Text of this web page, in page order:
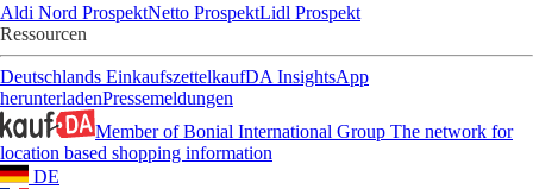
Aldi Nord ProspektNetto ProspektLidl Prospekt
Ressourcen
Deutschlands EinkaufszettelkaufDA InsightsApp
herunterladenPressemeldungen
Member of Bonial International Group The network for
location based shopping information
DE